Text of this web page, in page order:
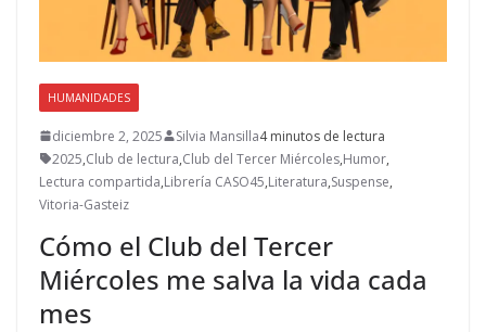
HUMANIDADES
diciembre 2, 2025 Silvia Mansilla4 minutos de lectura
2025,Club de lectura,Club del Tercer Miércoles,Humor,
Lectura compartida,Librería CASO45,Literatura,Suspense,
Vitoria-Gasteiz
Cómo el Club del Tercer
Miércoles me salva la vida cada
mes